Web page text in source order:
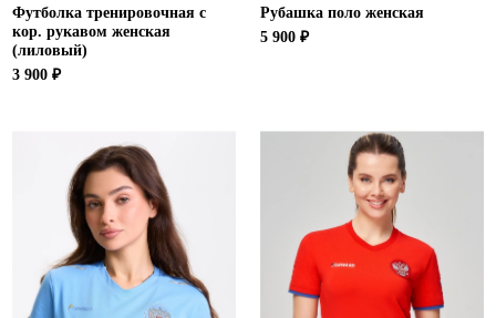
Футболка тренировочная с
кор. рукавом женская
(лиловый)
3 900 ₽
Рубашка поло женская
5 900 ₽